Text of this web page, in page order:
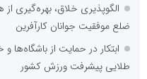
الگوپذیری خلاق،
ضلع موفقیت جوانان کارآفرین
ابتکار در حمایت از
طلایی پیشرفت ورزش کشور